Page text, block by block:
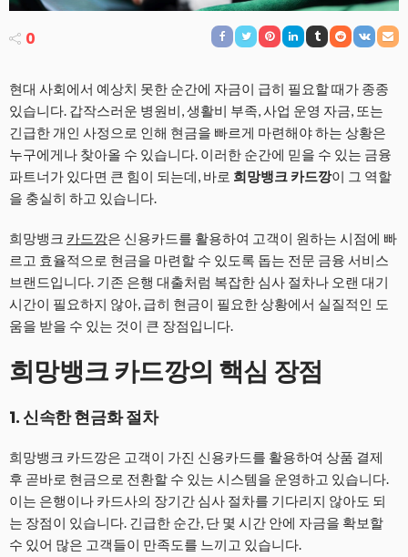
0
현대 사회에서 예상치 못한 순간에 자금이 급히 필요할 때가 종종
있습니다. 갑작스러운 병원비, 생활비 부족, 사업 운영 자금, 또는
긴급한 개인 사정으로 인해 현금을 빠르게 마련해야 하는 상황은
누구에게나 찾아올 수 있습니다. 이러한 순간에 믿을 수 있는 금융
파트너가 있다면 큰 힘이 되는데, 바로 희망뱅크 카드깡이 그 역할
을 충실히 하고 있습니다.
희망뱅크 카드깡은 신용카드를 활용하여 고객이 원하는 시점에 빠
르고 효율적으로 현금을 마련할 수 있도록 돕는 전문 금융 서비스
브랜드입니다. 기존 은행 대출처럼 복잡한 심사 절차나 오랜 대기
시간이 필요하지 않아, 급히 현금이 필요한 상황에서 실질적인 도
움을 받을 수 있는 것이 큰 장점입니다.
희망뱅크 카드깡의 핵심 장점
1. 신속한 현금화 절차
희망뱅크 카드깡은 고객이 가진 신용카드를 활용하여 상품 결제
후 곧바로 현금으로 전환할 수 있는 시스템을 운영하고 있습니다.
이는 은행이나 카드사의 장기간 심사 절차를 기다리지 않아도 되
는 장점이 있습니다. 긴급한 순간, 단 몇 시간 안에 자금을 확보할
수 있어 많은 고객들이 만족도를 느끼고 있습니다.